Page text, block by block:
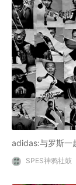
adidas:与罗斯一
SPES神鸦社鼓